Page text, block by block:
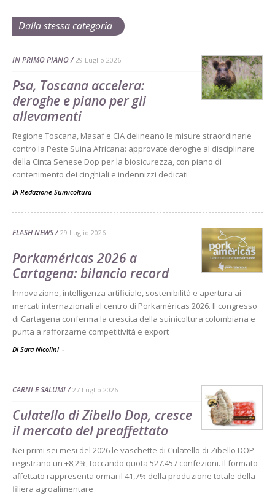
Dalla stessa categoria
IN PRIMO PIANO 29 Luglio 2026
Psa, Toscana accelera:
deroghe e piano per gli
allevamenti
Regione Toscana, Masaf e CIA delineano le misure straordinarie
contro la Peste Suina Africana: approvate deroghe al disciplinare
della Cinta Senese Dop per la biosicurezza, con piano di
contenimento dei cinghiali e indennizzi dedicati
Di Redazione Suinicoltura -
FLASH NEWS 29 Luglio 2026
Porkaméricas 2026 a
Cartagena: bilancio record
Innovazione, intelligenza artificiale, sostenibilità e apertura ai
mercati internazionali al centro di Porkaméricas 2026. Il congresso
di Cartagena conferma la crescita della suinicoltura colombiana e
punta a rafforzarne competitività e export
Di Sara Nicolini -
CARNI E SALUMI 27 Luglio 2026
Culatello di Zibello Dop, cresce
il mercato del preaffettato
Nei primi sei mesi del 2026 le vaschette di Culatello di Zibello DOP
registrano un +8,2%, toccando quota 527.457 confezioni. Il formato
affettato rappresenta ormai il 41,7% della produzione totale della
filiera agroalimentare